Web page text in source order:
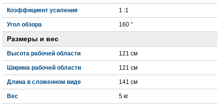
Коэффициент усиления 1 :1
Угол обзора 160 °
Размеры и вес
Высота рабочей области 121 см
Ширина рабочей области 121 см
Длина в сложенном виде 141 см
Вес 5 кг